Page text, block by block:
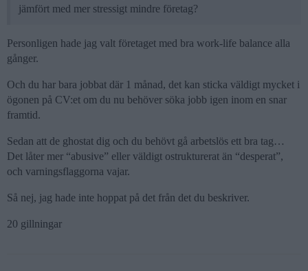
jämfört med mer stressigt mindre företag?
Personligen hade jag valt företaget med bra work-life balance alla
gånger.
Och du har bara jobbat där 1 månad, det kan sticka väldigt mycket i
ögonen på CV:et om du nu behöver söka jobb igen inom en snar
framtid.
Sedan att de ghostat dig och du behövt gå arbetslös ett bra tag…
Det låter mer “abusive” eller väldigt ostrukturerat än “desperat”,
och varningsflaggorna vajar.
Så nej, jag hade inte hoppat på det från det du beskriver.
20 gillningar